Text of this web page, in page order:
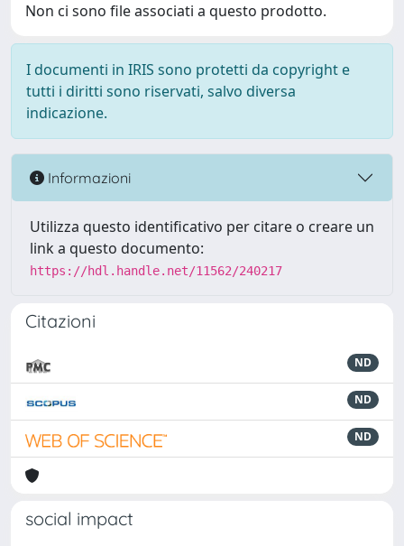
Non ci sono file associati a questo prodotto.
I documenti in IRIS sono protetti da copyright e
tutti i diritti sono riservati, salvo diversa
indicazione.
Informazioni
Utilizza questo identificativo per citare o creare un
link a questo documento:
https://hdl.handle.net/11562/240217
Citazioni
ND
ND
ND
social impact